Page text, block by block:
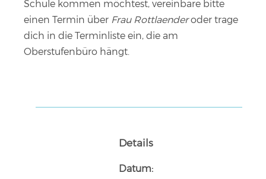
Schule kommen möchtest, vereinbare bitte
einen Termin über Frau Rottlaenderoder trage
dich in die Terminliste ein, die am
Oberstufenbüro hängt.
Details
Datum: